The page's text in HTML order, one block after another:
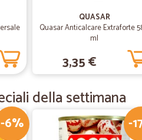
Tutto ok!
pomeriggio/sera.
—
QUASAR
Quasar Anticalcare Extraforte
ml
3,35 €
della settimana
-6% -